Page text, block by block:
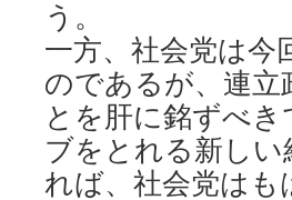
う。
一方、社会党は今
のであるが、連
とを肝に銘ずべ
ブをとれる新し
れば、社会党は